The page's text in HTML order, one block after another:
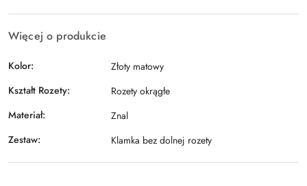
Więcej o produkcie
Kolor:
Złoty matowy
Kształt Rozety:
Rozety okrągłe
Materiał:
Znal
Zestaw:
Klamka bez dolnej rozety